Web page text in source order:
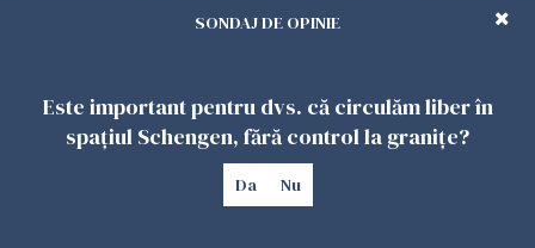
Desertul perfect pentru luna iulie: Pavlova cu
piersici coapte, miere și lavandă
05 IULIE 2026
SONDAJ DE OPINIE
Este important pentru dvs. că circulăm liber în
spațiul Schengen, fără control la granițe?
Da Nu